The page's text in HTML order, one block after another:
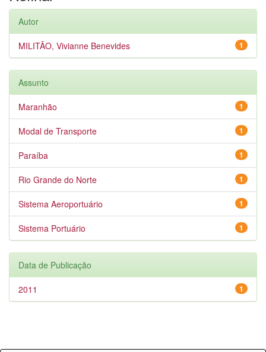
Autor
1
MILITÃO, Vivianne Benevides
Assunto
1
Maranhão
1
Modal de Transporte
1
Paraíba
1
Rio Grande do Norte
1
Sistema Aeroportuário
1
Sistema Portuário
Data de Publicação
1
2011